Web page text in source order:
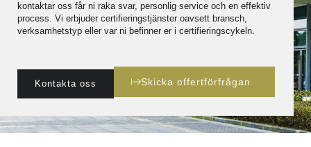
kontaktar oss får ni raka svar, personlig service och en effektiv
process. Vi erbjuder certifieringstjänster oavsett bransch,
verksamhetstyp eller var ni befinner er i certifieringscykeln.
Kontakta oss Skicka offertförfrågan